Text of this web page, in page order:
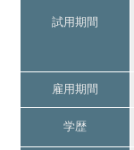
試用期間
雇用期間
学歴